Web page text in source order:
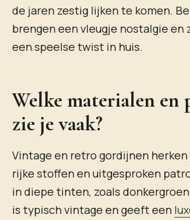
de jaren zestig lijken te komen.
brengen een vleugje nostalgie en
een speelse twist in huis.
Welke materialen en
zie je vaak?
Vintage en retro gordijnen herken
rijke stoffen en uitgesproken
in diepe tinten, zoals
is typisch vintage en geeft een